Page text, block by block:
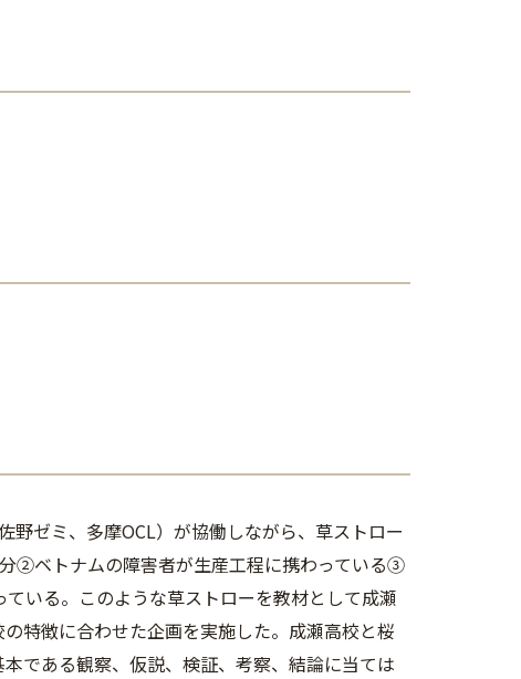
ゼミ、多摩OCL）が協働しながら、草ストロー
②ベトナムの障害者が生産工程に携わっている③
いる。このような草ストローを教材として成瀬
特徴に合わせた企画を実施した。成瀬高校と桜
である観察、仮説、検証、考察、結論に当ては